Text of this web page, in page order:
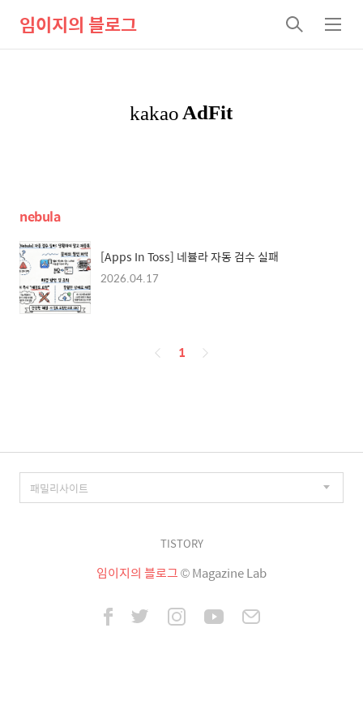
임이지의 블로그
검
색
메
뉴
nebula
[Apps In Toss] 네뷸라 자동 검수 실패
2026.04.17
페
1
TISTORY
임이지의 블로그© Magazine Lab